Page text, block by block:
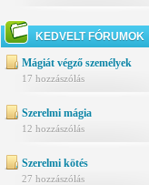
KEDVELT FÓRUMOK
Mágiát végző személyek
17 hozzászólás
Szerelmi mágia
12 hozzászólás
Szerelmi kötés
27 hozzászólás